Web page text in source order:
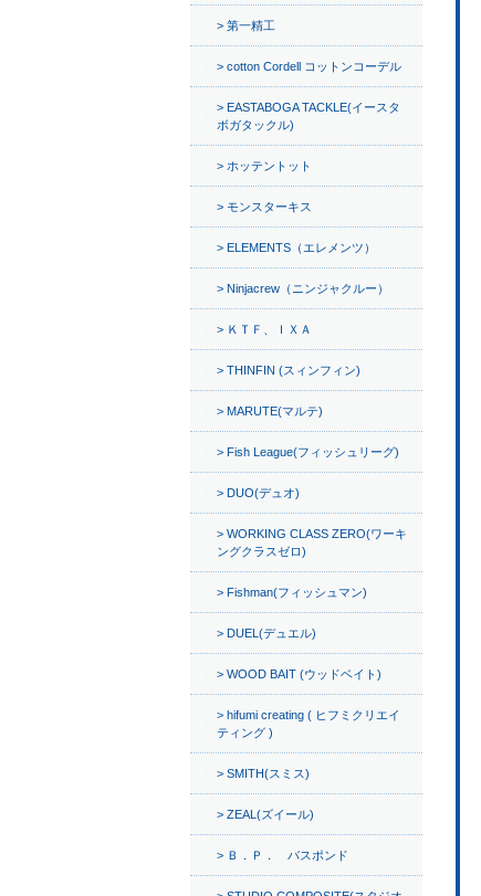
第一精工
cotton Cordell コットンコーデル
EASTABOGA TACKLE(イースタ
ボガタックル)
ホッテントット
モンスターキス
ELEMENTS（エレメンツ）
Ninjacrew（ニンジャクルー）
ＫＴＦ、ＩＸＡ
THINFIN (スィンフィン)
MARUTE(マルテ)
Fish League(フィッシュリーグ)
DUO(デュオ)
WORKING CLASS ZERO(ワーキ
ングクラスゼロ)
Fishman(フィッシュマン)
DUEL(デュエル)
WOOD BAIT (ウッドベイト)
hifumi creating ( ヒフミクリエイ
ティング )
SMITH(スミス)
ZEAL(ズイール)
Ｂ．Ｐ． バスポンド